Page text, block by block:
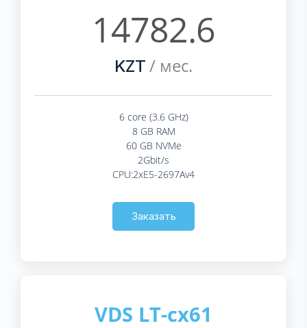
14782.6
KZT / мес.
6 core (3.6 GHz)
8 GB RAM
60 GB NVMe
2Gbit/s
CPU:2xE5-2697Av4
Заказать
VDS LT-cx61